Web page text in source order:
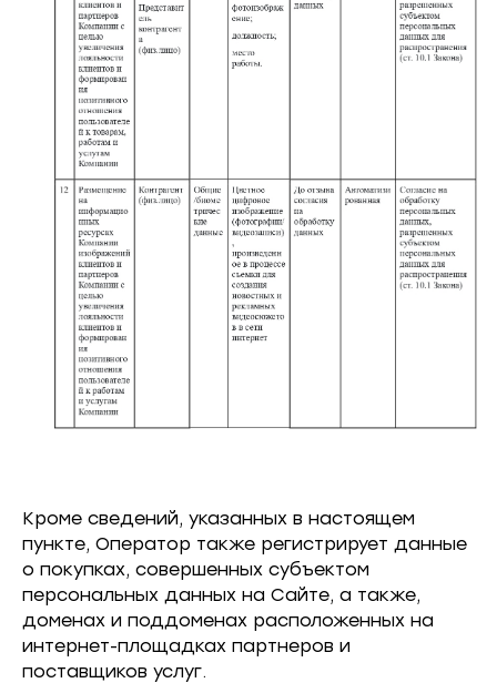
Кроме сведений, указанных в настоящем
пункте, Оператор также регистрирует данные
о покупках, совершенных субъектом
персональных данных на Сайте, а также,
доменах и поддоменах расположенных на
интернет-площадках партнеров и
поставщиков услуг.